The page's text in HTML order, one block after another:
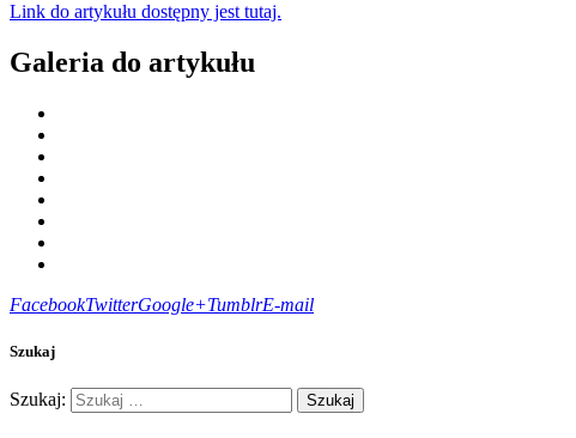
Link do artykułu dostępny jest tutaj.
Galeria do artykułu
FacebookTwitterGoogle+TumblrE-mail
Szukaj
Szukaj: